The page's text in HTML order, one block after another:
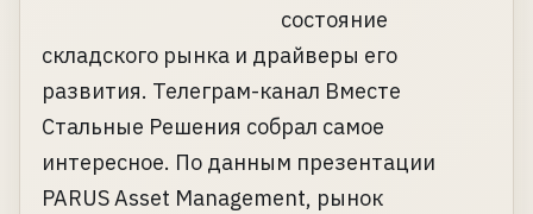
состояние
складского рынка и драйверы его
развития. Телеграм-канал Вместе
Стальные Решения собрал самое
интересное. По данным презентации
PARUS Asset Management, рынок